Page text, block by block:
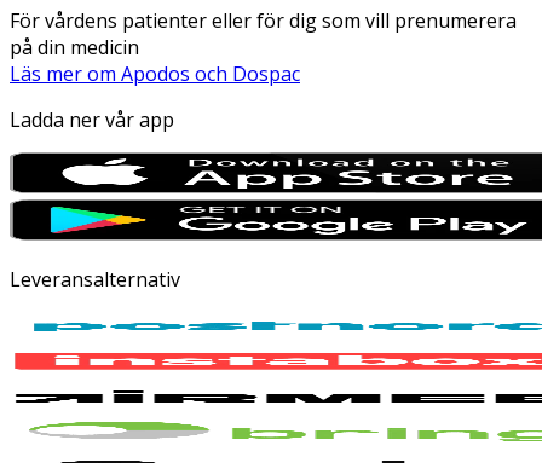
För vårdens patienter eller för dig som vill prenumerera
på din medicin
Läs mer om Apodos och Dospac
Ladda ner vår app
Leveransalternativ